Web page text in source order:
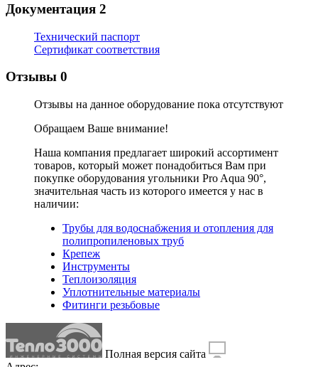
Документация 2
Технический паспорт
Сертификат соответствия
Отзывы 0
Отзывы на данное оборудование пока отсутствуют
Обращаем Ваше внимание!
Наша компания предлагает широкий ассортимент
товаров, который может понадобиться Вам при
покупке оборудования угольники Pro Aqua 90°,
значительная часть из которого имеется у нас в
наличии:
Трубы для водоснабжения и отопления для
полипропиленовых труб
Крепеж
Инструменты
Теплоизоляция
Уплотнительные материалы
Фитинги резьбовые
Полная версия сайта